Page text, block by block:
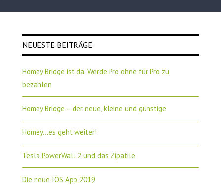
NEUESTE BEITRÄGE
Homey Bridge ist da. Werde Pro ohne für Pro zu
bezahlen
Homey Bridge – der neue, kleine und günstige
Homey…es geht weiter!
Tesla PowerWall 2 und das Zipatile
Die neue IOS App 2019